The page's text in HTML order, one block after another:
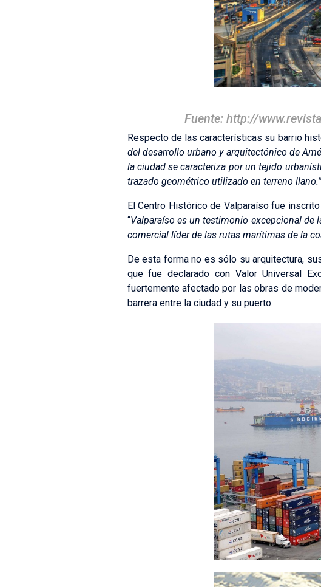
Fuente: http://
Respecto de las características su barrio
del desarrollo urbano y arquitectónico de
la ciudad se caracteriza por un tejido
trazado geométrico utilizado en terreno llano.”
El Centro Histórico de Valparaíso fue
“Valparaíso es un testimonio excepcional de
comercial líder de las rutas marítimas de la
De esta forma no es sólo su arquitectura,
que fue declarado con Valor Universal
fuertemente afectado por las obras de
barrera entre la ciudad y su puerto.